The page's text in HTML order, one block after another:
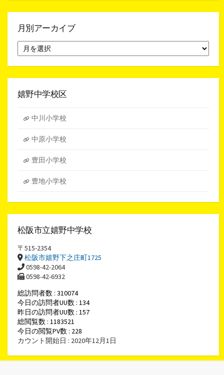
月別アーカイブ
別
ア
イ
嬉野中学校区
中川小学校
中原小学校
豊田小学校
豊地小学校
松阪市立嬉野中学校
〒515-2354
松阪市嬉野下之庄町1725
0598-42-2064
0598-42-6932
総訪問者数 : 310074
今日の訪問者UU数 : 134
昨日の訪問者UU数 : 157
総閲覧数 : 1183521
今日の閲覧PV数 : 228
カウント開始日 : 2020年12月1日